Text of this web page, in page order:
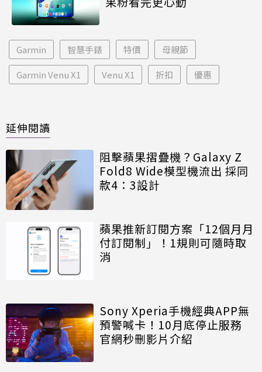
Garmin 智慧手錶 特價 母親節
Garmin Venu X1 Venu X1 折扣 優惠
延伸閱讀
阻擊蘋果摺疊機？Galaxy Z
Fold8 Wide模型機流出 採同
款4：3設計
蘋果推新訂閱方案「12個月月
付訂閱制」！1規則可隨時取
消
Sony Xperia手機經典APP無
預警喊卡！10月底停止服務
官網秒刪影片介紹